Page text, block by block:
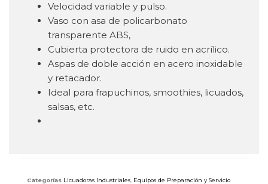
Velocidad variable y pulso.
Vaso con asa de policarbonato
transparente ABS,
Cubierta protectora de ruido en acrílico.
Aspas de doble acción en acero inoxidable
y retacador.
Ideal para frapuchinos, smoothies, licuados,
salsas, etc.
Categorías Licuadoras Industriales Equipos de Preparación y Servicio